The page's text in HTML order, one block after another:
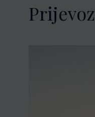
Prijevoz